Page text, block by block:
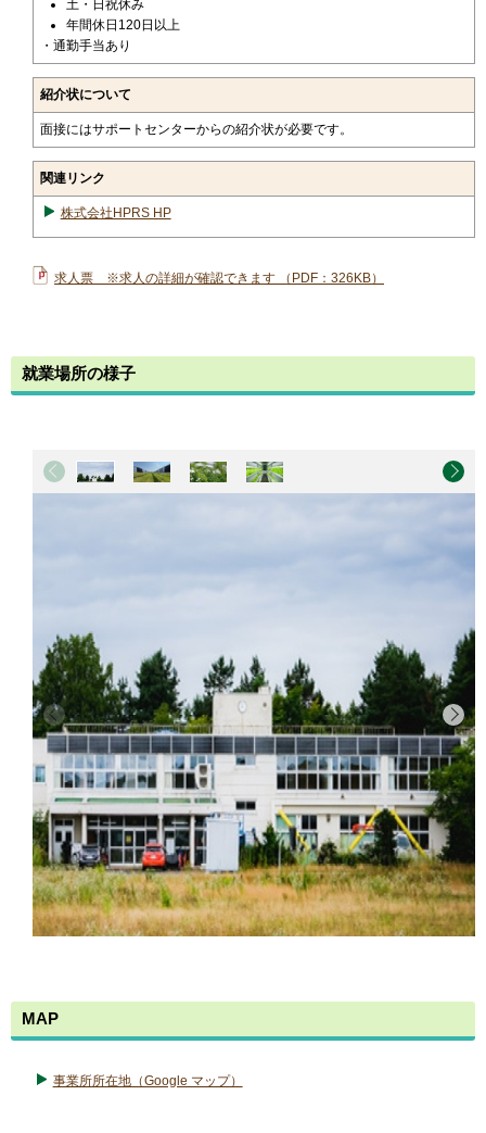
土・日祝休み
年間休日120日以上
・通勤手当あり
紹介状について
面接にはサポートセンターからの紹介状が必要です。
関連リンク
株式会社HPRS HP
求人票 ※求人の詳細が確認できます （PDF：326KB）
就業場所の様子
MAP
事業所所在地（Google マップ）